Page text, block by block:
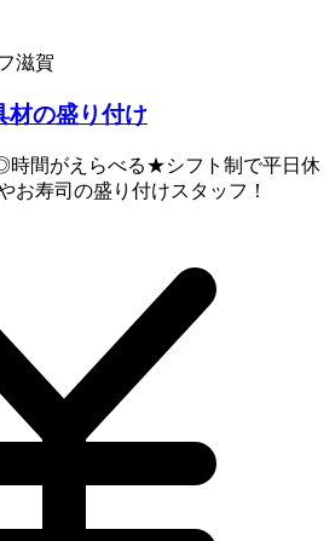
滋賀
材の盛り付け
間がえらべる★シフト制で平日休
寿司の盛り付けスタッフ！